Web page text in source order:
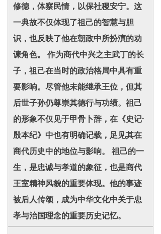
修德，体察民情，以保社稷安宁。这
一典故不仅体现了祖己的智慧与胆
识，也反映了他在朝政中所扮演的劝
谏角色。 作为商代中兴之主武丁的长
子，祖己在当时的政治格局中具有重
要影响。尽管他未能继承王位，但其
后世子孙仍尊崇其德行与功绩。祖己
的形象不仅见于甲骨卜辞，在《史记·
殷本纪》中也有明确记载，足见其在
商代历史中的地位与影响。 祖己的一
生，是忠诚与孝道的象征，也是商代
王室精神风貌的重要体现。他的事迹
被后人传颂，成为中华文化中关于忠
孝与治国理念的重要历史记忆。